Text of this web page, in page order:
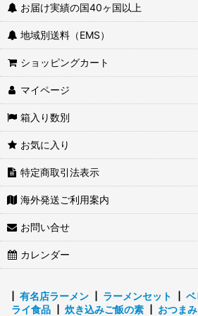
お届け実績の国40ヶ国以上
地域別送料（EMS）
ショッピングカート
マイページ
箱入り数別
お気に入り
特定商取引法表示
海外発送ご利用案内
お問い合せ
カレンダー
有名店ラーメン┃ ラーメンセット ベ
ライ食品
炊き込みご飯の素 おつまみ